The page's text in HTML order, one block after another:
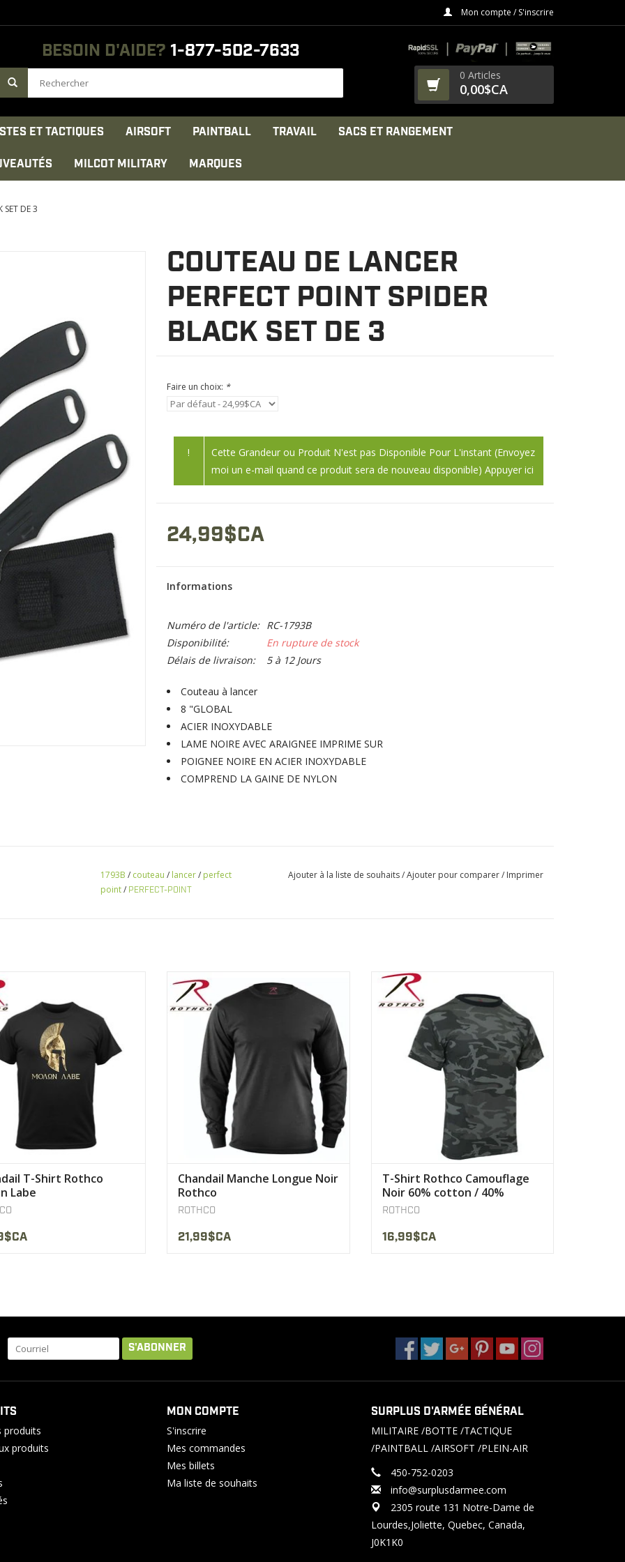
Mon compte / S'inscrire
BESOIN D'AIDE? 1-877-502-7633
0 Articles
0,00$CA
ET TACTIQUES AIRSOFT PAINTBALL TRAVAIL SACS ET RANGEMENT
MILCOT MILITARY MARQUES
SET DE 3
COUTEAU DE LANCER
PERFECT POINT SPIDER
BLACK SET DE 3
Faire un choix: *
!
Cette Grandeur ou Produit N'est pas Disponible Pour L'instant (Envoyez
moi un e-mail quand ce produit sera de nouveau disponible) Appuyer ici
24,99$CA
Informations
Numéro de l'article: RC-1793B
Disponibilité:
En rupture de stock
Délais de livraison:
5 à 12 Jours
Couteau à lancer
8 "GLOBAL
ACIER INOXYDABLE
LAME NOIRE AVEC ARAIGNEE IMPRIME SUR
POIGNEE NOIRE EN ACIER INOXYDABLE
COMPREND LA GAINE DE NYLON
1793B / couteau / lancer/ perfect
point/ PERFECT-POINT
Ajouter à la liste de souhaits/Ajouter pour comparer/ Imprimer
"Molon Labe" de Rothco
AFFICHER LE PRODUIT
T-Shirt Rothco
Labe
ROTHCO Chandail Manche Longue Noir
Rothco
AFFICHER LE PRODUIT
Chandail Manche Longue Noir
Rothco
ROTHCO
21,99$CA
mélange de tissus ultra doux et
confortable en 60% coton / 40%
polyester.
AFFICHER LE PRODUIT
T-Shirt Rothco Camouflage
Noir 60% cotton / 40%
polyester
ROTHCO
16,99$CA
S'ABONNER
produits
produits
MON COMPTE
S'inscrire
Mes commandes
Mes billets
Ma liste de souhaits
SURPLUS D'ARMÉE GÉNÉRAL
MILITAIRE /BOTTE /TACTIQUE
/PAINTBALL /AIRSOFT /PLEIN-AIR
450-752-0203
info@surplusdarmee.com
2305 route 131 Notre-Dame de
Lourdes,Joliette, Quebec, Canada,
J0K1K0